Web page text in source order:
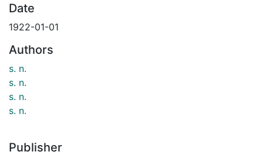
Date
1922-01-01
Authors
s. n.
s. n.
s. n.
s. n.
Publisher